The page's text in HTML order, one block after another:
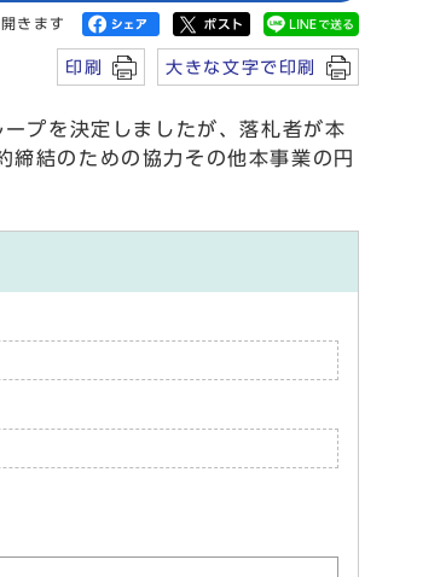
きます
印刷 大きな文字で印刷
プを決定しましたが、落札者が本
締結のための協力その他本事業の円